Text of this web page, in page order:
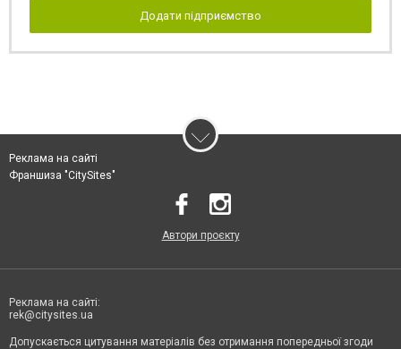
Додати підприємство
Реклама на сайті
Франшиза "CitySites"
Автори проєкту
Реклама на сайті:
rek@citysites.ua
Допускається цитування матеріалів без отримання попередньої згоди